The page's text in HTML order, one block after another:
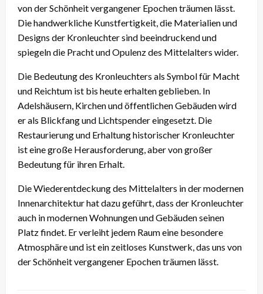
von der Schönheit vergangener Epochen träumen lässt.
Die handwerkliche Kunstfertigkeit, die Materialien und
Designs der Kronleuchter sind beeindruckend und
spiegeln die Pracht und Opulenz des Mittelalters wider.
Die Bedeutung des Kronleuchters als Symbol für Macht
und Reichtum ist bis heute erhalten geblieben. In
Adelshäusern, Kirchen und öffentlichen Gebäuden wird
er als Blickfang und Lichtspender eingesetzt. Die
Restaurierung und Erhaltung historischer Kronleuchter
ist eine große Herausforderung, aber von großer
Bedeutung für ihren Erhalt.
Die Wiederentdeckung des Mittelalters in der modernen
Innenarchitektur hat dazu geführt, dass der Kronleuchter
auch in modernen Wohnungen und Gebäuden seinen
Platz findet. Er verleiht jedem Raum eine besondere
Atmosphäre und ist ein zeitloses Kunstwerk, das uns von
der Schönheit vergangener Epochen träumen lässt.